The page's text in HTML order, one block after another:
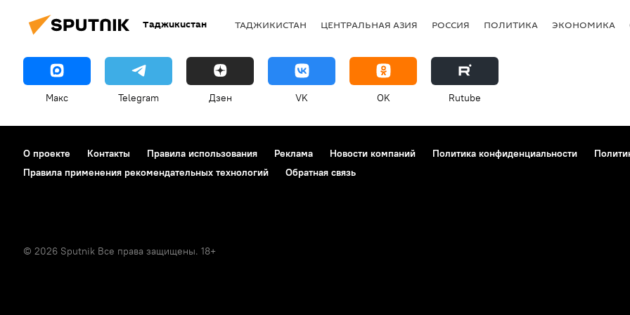
Таджикистан ТАДЖИКИСТАН ЦЕНТРАЛЬНАЯ АЗИЯ РОССИЯ ПОЛИТИКА ЭКОНОМИКА
Макс Telegram Дзен VK OK Rutube
О проекте Контакты Правила использования Реклама Новости компаний Политика конфиденциальности
Правила применения рекомендательных технологий
Обратная связь
© 2026 Sputnik Все права защищены. 18+